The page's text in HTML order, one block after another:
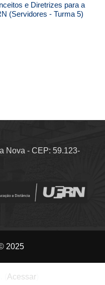
e Diretrizes para a
(Servidores - Turma 5)
Nova - CEP: 59.123-
2025
Acessar